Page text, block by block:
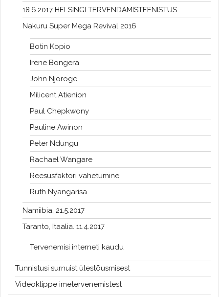
18.6.2017 HELSINGI TERVENDAMISTEENISTUS
Nakuru Super Mega Revival 2016
Botin Kopio
Irene Bongera
John Njoroge
Milicent Atienion
Paul Chepkwony
Pauline Awinon
Peter Ndungu
Rachael Wangare
Reesusfaktori vahetumine
Ruth Nyangarisa
Namiibia, 21.5.2017
Taranto, Itaalia. 11.4.2017
Tervenemisi interneti kaudu
Tunnistusi surnuist ülestõusmisest
Videoklippe imetervenemistest